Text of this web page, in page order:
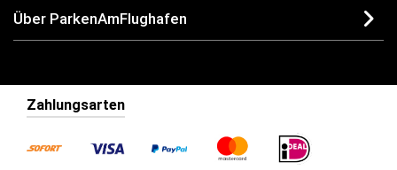
Über ParkenAmFlughafen
Zahlungsarten